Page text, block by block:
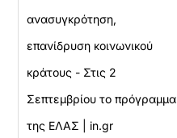
ανασυγκρότηση,
επανίδρυση κοινωνικού
κράτους - Στις 2
Σεπτεμβρίου το πρόγραμμα
της ΕΛΑΣ | in.gr